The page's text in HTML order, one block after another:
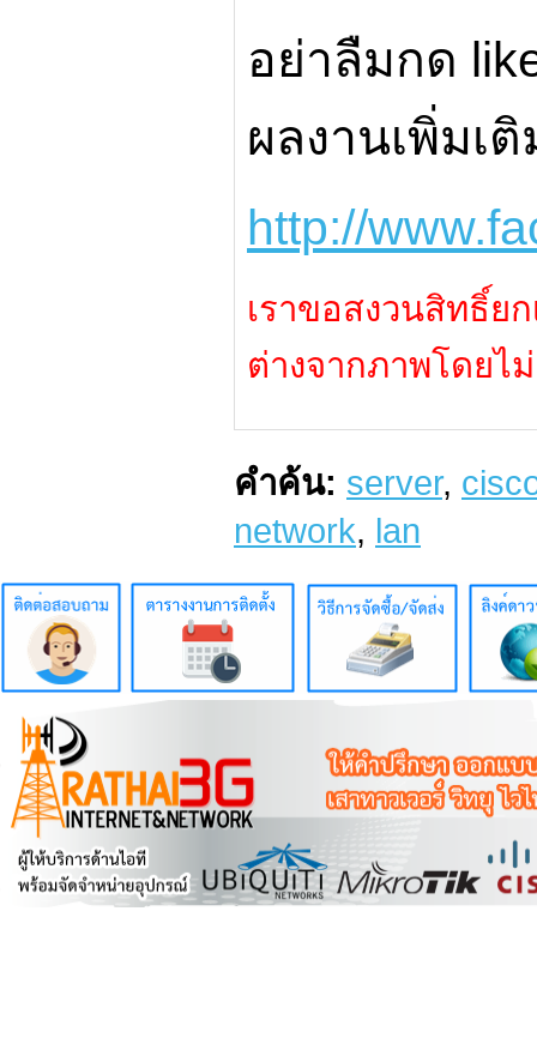
อย่าลืมกด
ผลงานเพิ่มเติ
http://
เราขอสงวนสิทธิ์ย
ต่างจากภาพโดยไ
คำค้น: server,
network, lan